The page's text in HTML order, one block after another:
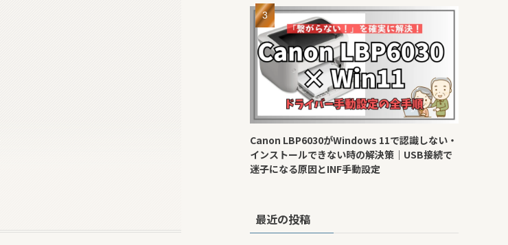
Canon LBP6030がWindows 11で認識しない・
インストールできない時の解決策｜USB接続で
迷子になる原因とINF手動設定
最近の投稿